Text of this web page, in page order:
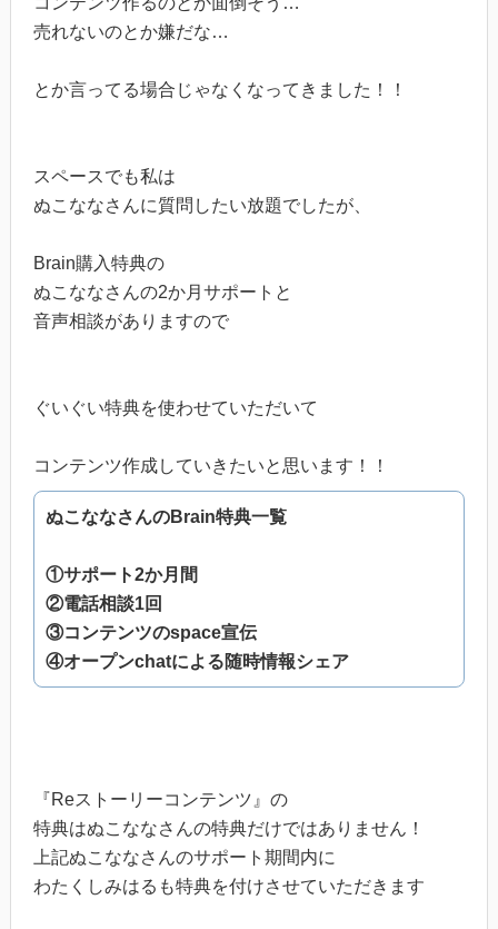
売れないのとか嫌だな…
とか言ってる場合じゃなくなってきました！！
スペースでも私は
ぬこななさんに質問したい放題でしたが、
Brain購入特典の
ぬこななさんの2か月サポートと
音声相談がありますので
ぐいぐい特典を使わせていただいて
コンテンツ作成していきたいと思います！！
ぬこななさんのBrain特典一覧
①サポート2か月間
②電話相談1回
③コンテンツのspace宣伝
④オープンchatによる随時情報シェア
『Reストーリーコンテンツ』の
特典はぬこななさんの特典だけではありません！
上記ぬこななさんのサポート期間内に
わたくしみはるも特典を付けさせていただきます